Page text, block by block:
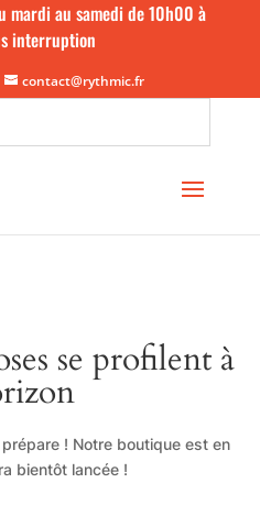
mardi au samedi de 10h00 à
interruption
contact@rythmic.fr
se profilent à
! Notre boutique est en
bientôt lancée !